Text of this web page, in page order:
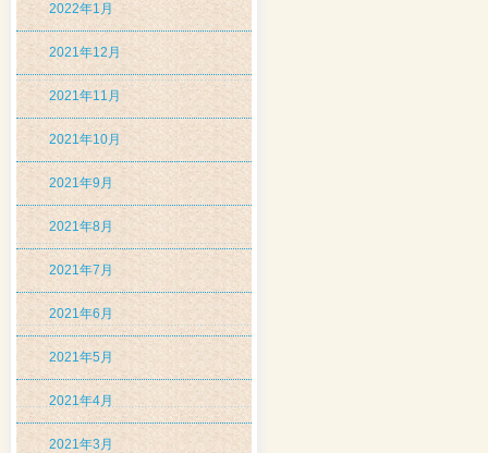
2022年1月
2021年12月
2021年11月
2021年10月
2021年9月
2021年8月
2021年7月
2021年6月
2021年5月
2021年4月
2021年3月